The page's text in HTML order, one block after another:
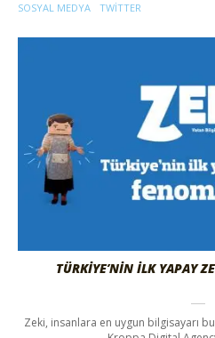
SOSYAL MEDYA
TWITTER
TÜRKIYE’NIN İLK YAPAY
Zeki, insanlara en uygun bilgisayarı